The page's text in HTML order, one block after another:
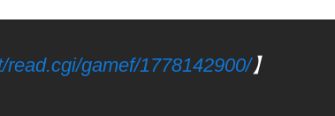
gamef/1778142900/】